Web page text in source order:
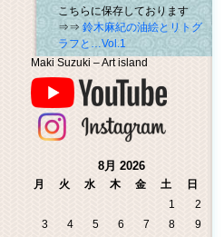
こちらに保存しております
⇒⇒ 鈴木麻紀の油絵とリトグ
ラフと…Vol.1
Maki Suzuki – Art island
8月 2026
月 火 水 木 金 土
日
1
2
3
4 5 6 7 8
9